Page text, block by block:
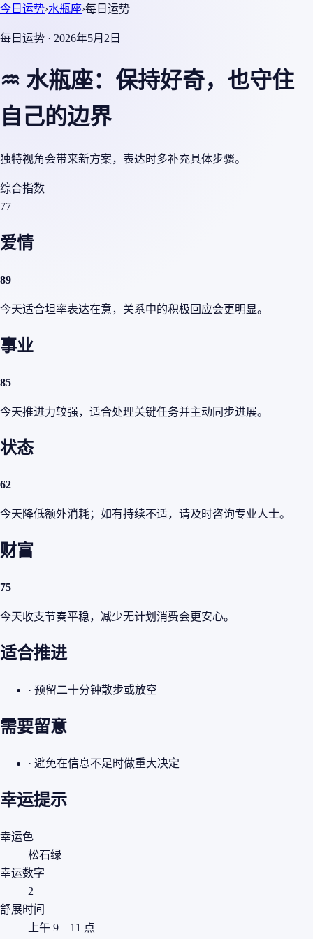
今日运势›水瓶座›每日运势
每日运势 · 2026年5月2日
♒ 水瓶座：保持好奇，也守住
自己的边界
独特视角会带来新方案，表达时多补充具体步骤。
综合指数
77
爱情
89
今天适合坦率表达在意，关系中的积极回应会更明显。
事业
85
今天推进力较强，适合处理关键任务并主动同步进展。
状态
62
今天降低额外消耗；如有持续不适，请及时咨询专业人士。
财富
75
今天收支节奏平稳，减少无计划消费会更安心。
适合推进
· 预留二十分钟散步或放空
需要留意
· 避免在信息不足时做重大决定
幸运提示
幸运色
松石绿
幸运数字
2
舒展时间
上午 9—11 点